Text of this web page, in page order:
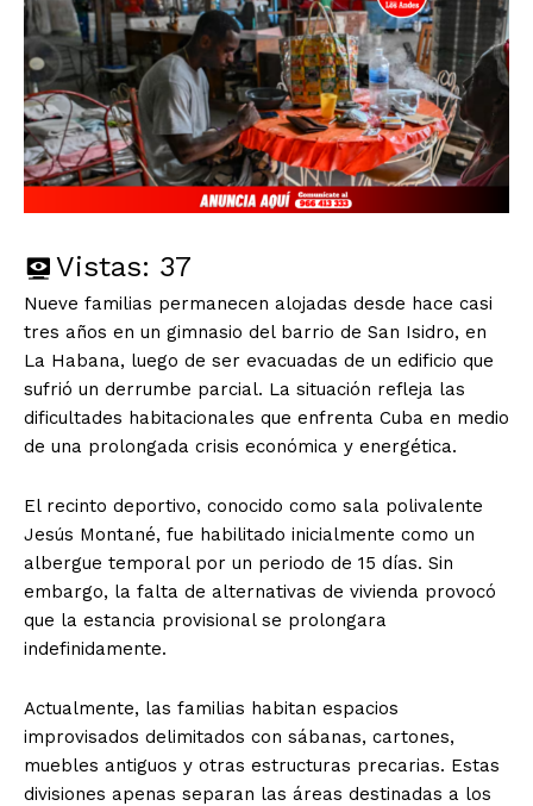
Vistas: 37
Nueve familias permanecen alojadas desde hace casi
tres años en un gimnasio del barrio de San Isidro, en
La Habana, luego de ser evacuadas de un edificio que
sufrió un derrumbe parcial. La situación refleja las
dificultades habitacionales que enfrenta Cuba en medio
de una prolongada crisis económica y energética.
El recinto deportivo, conocido como sala polivalente
Jesús Montané, fue habilitado inicialmente como un
albergue temporal por un periodo de 15 días. Sin
embargo, la falta de alternativas de vivienda provocó
que la estancia provisional se prolongara
indefinidamente.
Actualmente, las familias habitan espacios
improvisados delimitados con sábanas, cartones,
muebles antiguos y otras estructuras precarias. Estas
divisiones apenas separan las áreas destinadas a los